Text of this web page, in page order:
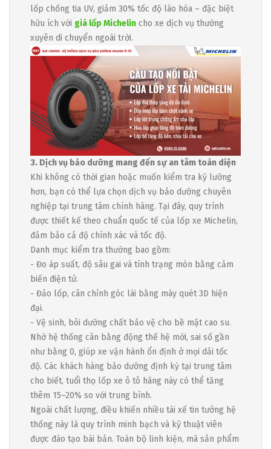
lốp chống tia UV, giảm 30% tốc độ lão hóa – đặc biệt
hữu ích với giá lốp Michelin cho xe dịch vụ thường
xuyên di chuyển ngoài trời.
3. Dịch vụ bảo dưỡng mang đến sự an tâm toàn diện
Khi không có thời gian hoặc muốn kiểm tra kỹ lưỡng
hơn, bạn có thể lựa chọn dịch vụ bảo dưỡng chuyên
nghiệp tại trung tâm chính hãng. Tại đây, quy trình
được thiết kế theo chuẩn quốc tế của lốp xe Michelin,
đảm bảo cả độ chính xác và tốc độ.
Danh mục kiểm tra thường bao gồm:
- Đo áp suất, độ sâu gai và tình trạng mòn bằng cảm
biến điện tử.
- Đảo lốp, cân chỉnh góc lái bằng máy quét 3D hiện
đại.
- Vệ sinh, bôi dưỡng chất bảo vệ cho bề mặt cao su.
Nhờ hệ thống cân bằng động thế hệ mới, sai số gần
như bằng 0, giúp xe vận hành ổn định ở mọi dải tốc
độ. Các khách hàng bảo dưỡng định kỳ tại trung tâm
cho biết, tuổi thọ lốp xe ô tô hãng này có thể tăng
thêm 15–20% so với trung bình.
Ngoài chất lượng, điều khiến nhiều tài xế tin tưởng hệ
thống này là quy trình minh bạch và kỹ thuật viên
được đào tạo bài bản. Toàn bộ linh kiện, mã sản phẩm